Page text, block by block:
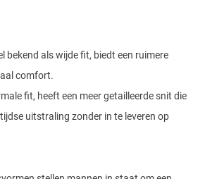
bekend als wijde fit, biedt een ruimere
comfort.
fit, heeft een meer getailleerde snit die
uitstraling zonder in te leveren op